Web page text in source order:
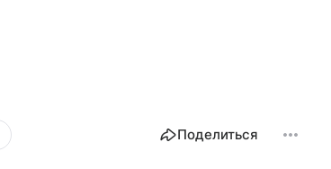
Поделиться